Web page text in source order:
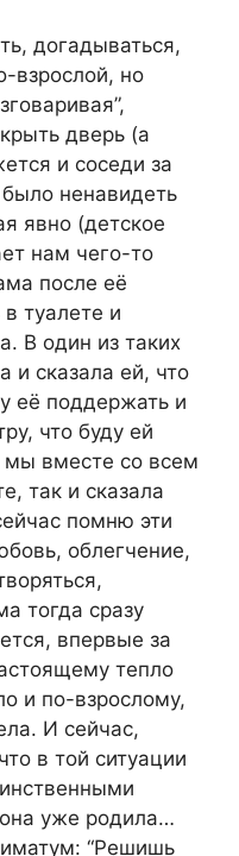
догадываться,
взрослой, но
дверь (а
и соседи за
ненавидеть
явно (детское
нам чего-то
после её
туалете и
В один из таких
и сказала ей, что
её поддержать и
что буду ей
мы вместе со всем
так и сказала
помню эти
облегчение,
тогда сразу
впервые за
тепло
и по-взрослому,
И сейчас,
в той ситуации
уже родила…
“Решишь